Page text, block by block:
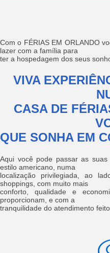
Com o FÉRIAS EM ORLANDO
lazer com a família para
ter a hospedagem dos seus
VIVA
CASA DE
QUE SONHA EM
Aqui você pode passar as
estilo americano, numa
localização privilegiada, ao
shoppings, com muito mais
conforto, qualidade e
proporcionam, e com a
tranquilidade do atendimento